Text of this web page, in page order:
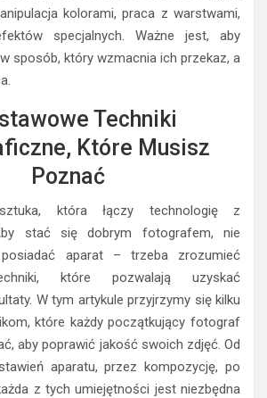
kolorami, praca z warstwami,
specjalnych. Ważne jest, aby
sposób, który wzmacnia ich przekaz, a
Techniki
Które Musisz
Poznać
która łączy technologię z
stać się dobrym fotografem, nie
aparat – trzeba zrozumieć
które pozwalają uzyskać
W tym artykule przyjrzymy się kilku
które każdy początkujący fotograf
aby poprawić jakość swoich zdjęć. Od
aparatu, przez kompozycję, po
z tych umiejętności jest niezbędna